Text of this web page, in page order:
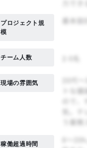
プロジェクト規
模
チーム人数
現場の雰囲気
稼働超過時間